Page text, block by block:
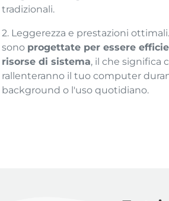
tradizionali.
2. Leggerezza e prestazioni
sono progettate per essere
risorse di sistema, il che significa
rallenteranno il tuo computer
background o l'uso quotidiano.